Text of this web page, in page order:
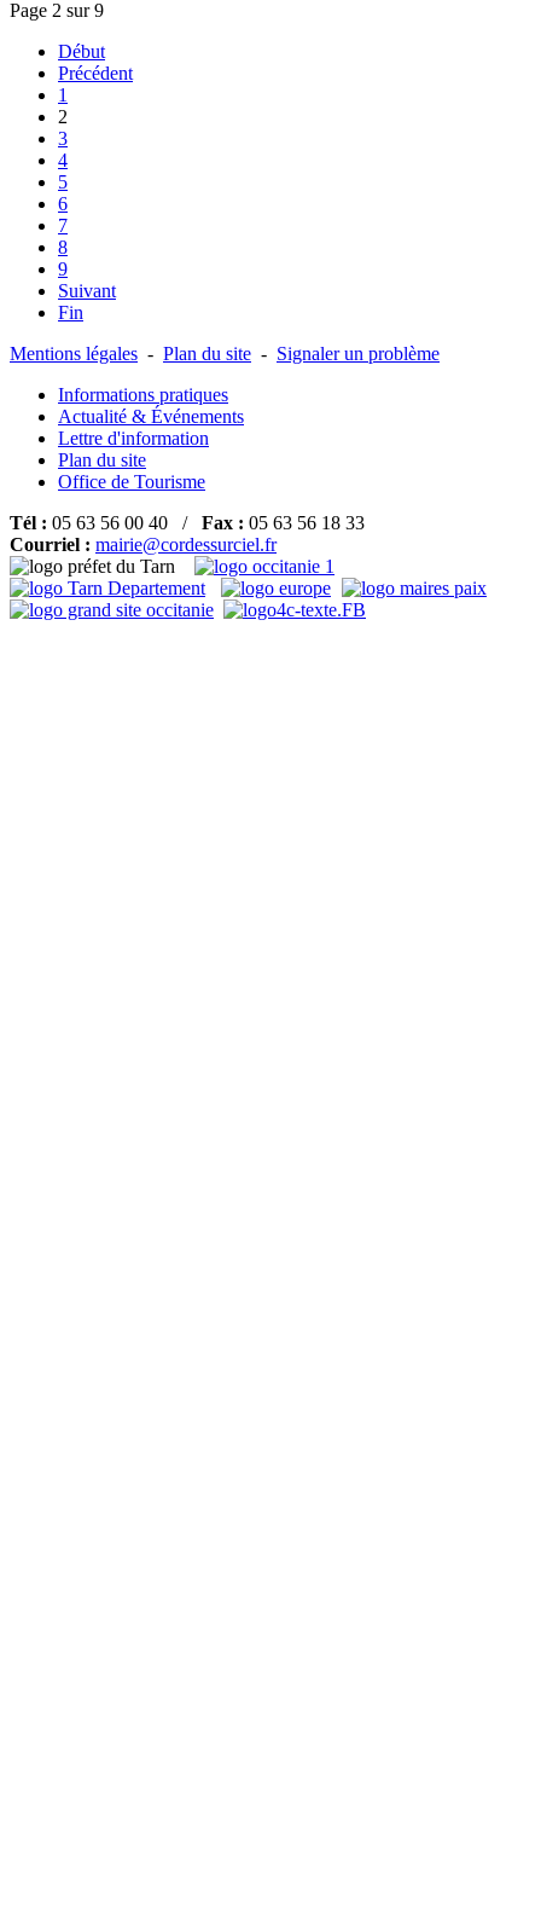
Page 2 sur 9
Début
Précédent
1
2
3
4
5
6
7
8
9
Suivant
Fin
Mentions légales - Plan du site - Signaler un problème
Informations pratiques
Actualité & Événements
Lettre d'information
Plan du site
Office de Tourisme
Tél : 05 63 56 00 40 / Fax : 05 63 56 18 33
Courriel : mairie@cordessurciel.fr